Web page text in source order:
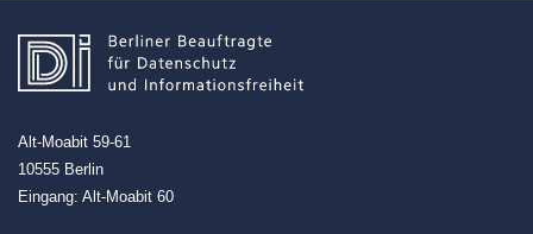
Alt-Moabit 59-61
10555 Berlin
Eingang: Alt-Moabit 60